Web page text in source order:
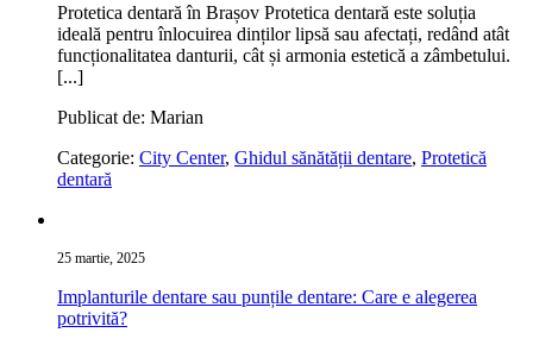
Protetica dentară în Brașov Protetica dentară este soluția
ideală pentru înlocuirea dinților lipsă sau afectați, redând atât
funcționalitatea danturii, cât și armonia estetică a zâmbetului.
[...]
Publicat de: Marian
Categorie: City Center, Ghidul sănătății dentare, Protetică
dentară
25 martie, 2025
Implanturile dentare sau punțile dentare: Care e alegerea
potrivită?